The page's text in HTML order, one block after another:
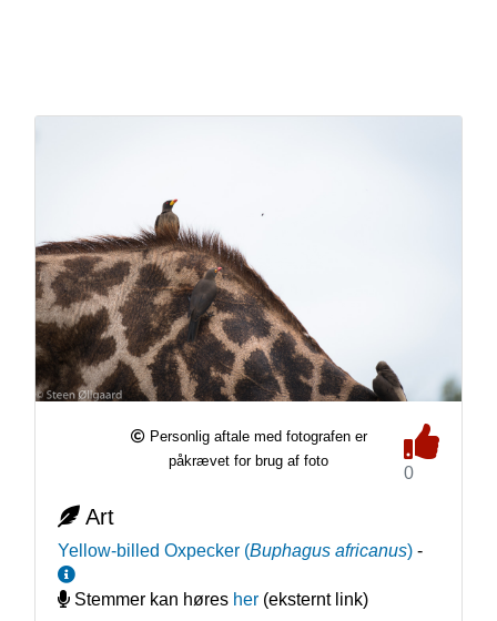
Personlig aftale med fotografen er
påkrævet for brug af foto
0
Art
Yellow-billed Oxpecker (Buphagus africanus) -
Stemmer kan høres her(eksternt link)